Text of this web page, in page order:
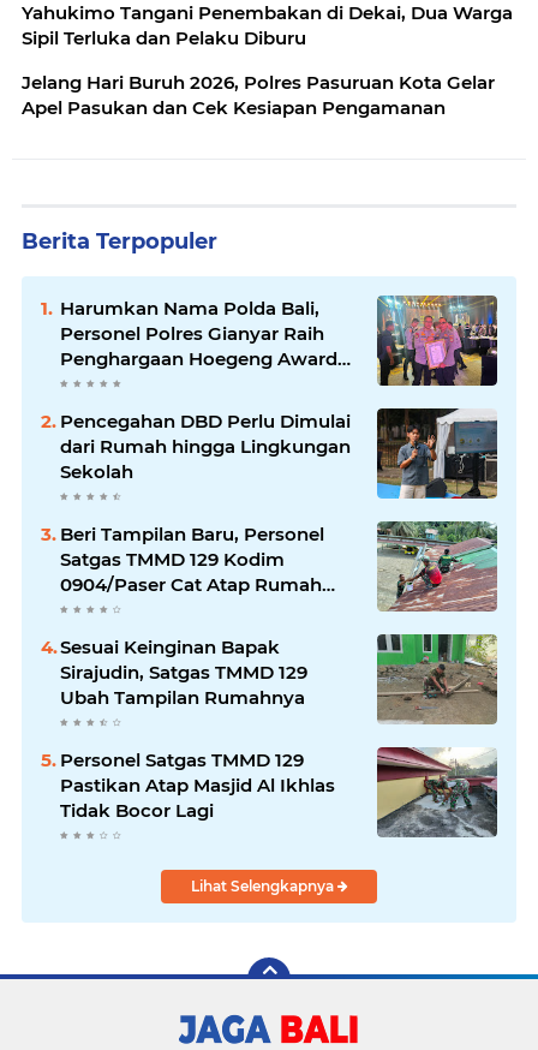
Yahukimo Tangani Penembakan di Dekai, Dua Warga
Sipil Terluka dan Pelaku Diburu
Jelang Hari Buruh 2026, Polres Pasuruan Kota Gelar
Apel Pasukan dan Cek Kesiapan Pengamanan
Berita Terpopuler
Harumkan Nama Polda Bali,
Personel Polres Gianyar Raih
Penghargaan Hoegeng Awards
2026
Pencegahan DBD Perlu Dimulai
dari Rumah hingga Lingkungan
Sekolah
Beri Tampilan Baru, Personel
Satgas TMMD 129 Kodim
0904/Paser Cat Atap Rumah
Marbot
Sesuai Keinginan Bapak
Sirajudin, Satgas TMMD 129
Ubah Tampilan Rumahnya
Personel Satgas TMMD 129
Pastikan Atap Masjid Al Ikhlas
Tidak Bocor Lagi
Lihat Selengkapnya